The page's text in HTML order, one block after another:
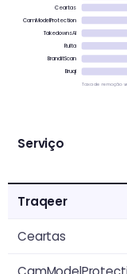
Ceartas
CamModelProtection
TakedownsAI
Rulta
BranditScan
Bruqi
Taxa de remoção
Serviço
Traqeer
Ceartas